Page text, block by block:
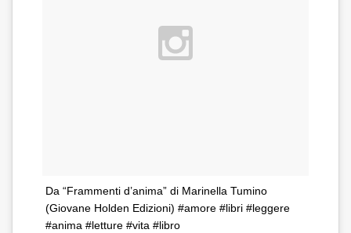
Da “Frammenti d’anima” di Marinella Tumino
(Giovane Holden Edizioni) #amore #libri #leggere
#anima #letture #vita #libro